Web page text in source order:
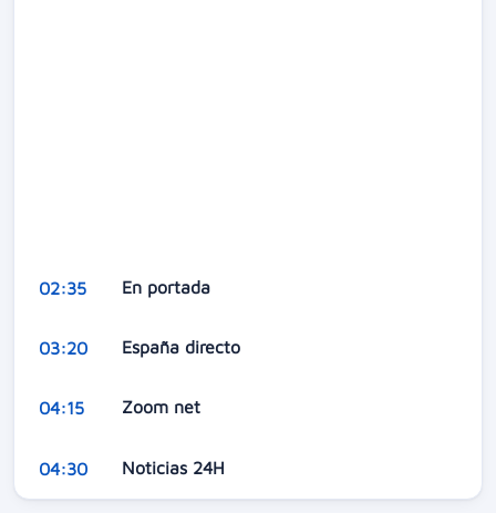
02:35 En portada
03:20 España directo
04:15 Zoom net
04:30 Noticias 24H